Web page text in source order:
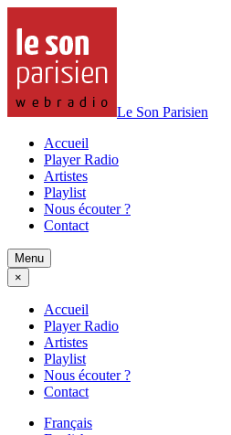
Le Son Parisien
Accueil
Player Radio
Artistes
Playlist
Nous écouter ?
Contact
Menu
×
Accueil
Player Radio
Artistes
Playlist
Nous écouter ?
Contact
Français